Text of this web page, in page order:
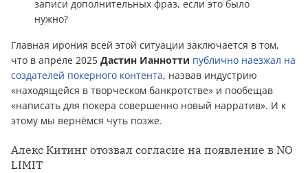
записи дополнительных фраз, если это было
нужно?
Главная ирония всей этой ситуации заключается в том,
что в апреле 2025 Дастин Ианнотти публично наезжал на
создателей покерного контента, назвав индустрию
«находящейся в творческом банкротстве» и пообещав
«написать для покера совершенно новый нарратив». И к
этому мы вернёмся чуть позже.
Алекс Китинг отозвал согласие на появление в NO
LIMIT